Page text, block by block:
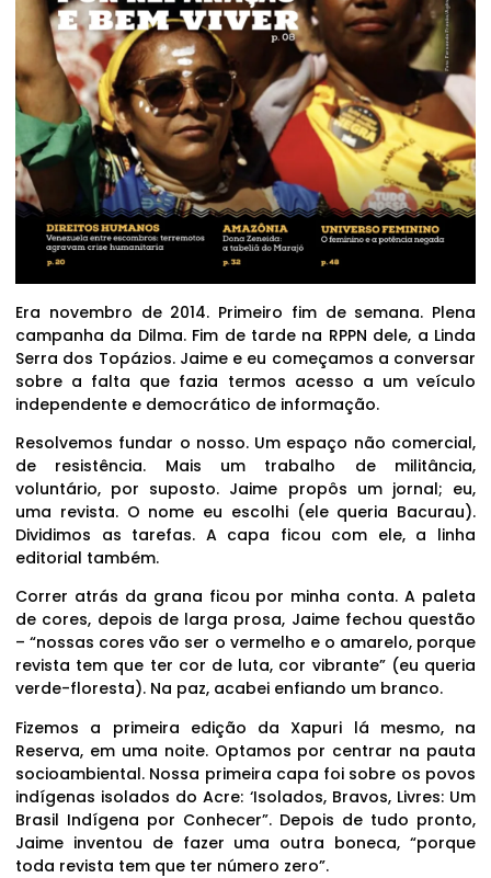
Era novembro de 2014. Primeiro fim de semana. Plena
campanha da Dilma. Fim de tarde na RPPN dele, a Linda
Serra dos Topázios. Jaime e eu começamos a conversar
sobre a falta que fazia termos acesso a um veículo
independente e democrático de informação.
Resolvemos fundar o nosso. Um espaço não comercial,
de resistência. Mais um trabalho de militância,
voluntário, por suposto. Jaime propôs um jornal; eu,
uma revista. O nome eu escolhi (ele queria Bacurau).
Dividimos as tarefas. A capa ficou com ele, a linha
editorial também.
Correr atrás da grana ficou por minha conta. A paleta
de cores, depois de larga prosa, Jaime fechou questão
– “nossas cores vão ser o vermelho e o amarelo, porque
revista tem que ter cor de luta, cor vibrante” (eu queria
verde-floresta). Na paz, acabei enfiando um branco.
Fizemos a primeira edição da Xapuri lá mesmo, na
Reserva, em uma noite. Optamos por centrar na pauta
socioambiental. Nossa primeira capa foi sobre os povos
indígenas isolados do Acre: ‘Isolados, Bravos, Livres: Um
Brasil Indígena por Conhecer”. Depois de tudo pronto,
Jaime inventou de fazer uma outra boneca, “porque
toda revista tem que ter número zero”.